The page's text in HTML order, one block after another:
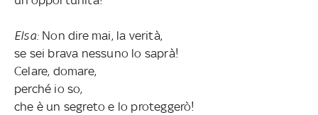
Elsa: Non dire mai, la verità,
se sei brava nessuno lo saprà!
Celare, domare,
perché io so,
che è un segreto e lo proteggerò!